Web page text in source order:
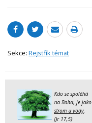
Sekce: Rejstřík témat
Kdo se spoléhá
na Boha, je jako
strom u vody.
(Jr 17,5)